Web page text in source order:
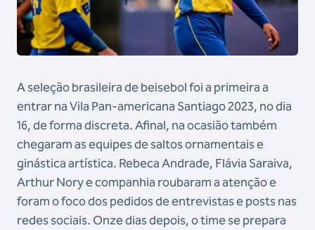
A seleção brasileira de beisebol foi a primeira a
entrar na Vila Pan-americana Santiago 2023, no dia
16, de forma discreta. Afinal, na ocasião também
chegaram as equipes de saltos ornamentais e
ginástica artística. Rebeca Andrade, Flávia Saraiva,
Arthur Nory e companhia roubaram a atenção e
foram o foco dos pedidos de entrevistas e posts nas
redes sociais. Onze dias depois, o time se prepara